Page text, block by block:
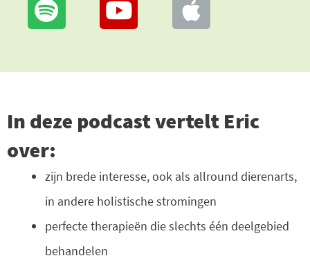
In deze podcast vertelt Eric
over:
zijn brede interesse, ook als allround dierenarts,
in andere holistische stromingen
perfecte therapieën die slechts één deelgebied
behandelen